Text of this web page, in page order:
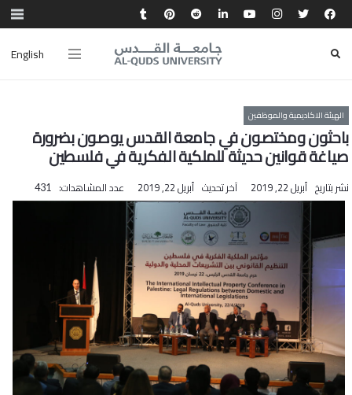
English
الهيئة الاكاديمية والموظفين
باحثون ومختصون في جامعة القدس يوصون بضرورة
صياغة قوانين حديثة للملكية الفكرية في فلسطين
نشر بتاريخ أبريل 22, 2019 آخر تحديث أبريل 22, 2019 عدد المشاهدات: 431